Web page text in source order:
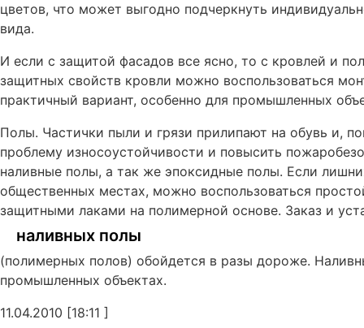
цветов, что может выгодно подчеркнуть
вида.
И если с защитой фасадов все ясно, то с кровлей и
защитных свойств кровли можно воспользоваться
практичный вариант, особенно для промышленных
Полы. Частички пыли и грязи прилипают на обувь и,
проблему износоустойчивости и повысить
наливные полы, а так же эпоксидные полы. Если
общественных местах, можно воспользоваться
защитными лаками на полимерной основе. Заказ и
наливных полы
(полимерных полов) обойдется в разы дороже.
промышленных объектах.
11.04.2010 [18:11 ]